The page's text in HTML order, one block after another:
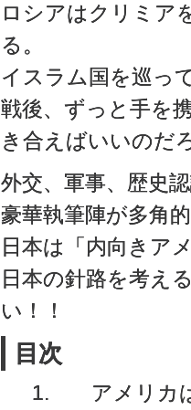
ロシアはクリミア
る。
イスラム国を巡っ
戦後、ずっと手を
き合えばいいのだ
外交、軍事、歴史
豪華執筆陣が多角
日本は「内向きア
日本の針路を考え
い！！
目次
1. アメリカは